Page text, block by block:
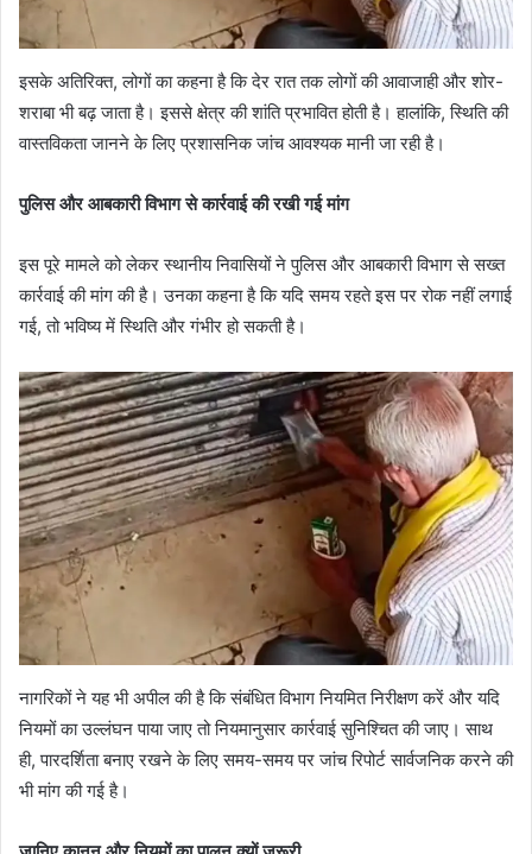
इसके अतिरिक्त, लोगों का कहना है कि देर रात तक लोगों की आवाजाही और शोर-
शराबा भी बढ़ जाता है। इससे क्षेत्र की शांति प्रभावित होती है। हालांकि, स्थिति की
वास्तविकता जानने के लिए प्रशासनिक जांच आवश्यक मानी जा रही है।
पुलिस और आबकारी विभाग से कार्रवाई की रखी गई मांग
इस पूरे मामले को लेकर स्थानीय निवासियों ने पुलिस और आबकारी विभाग से सख्त
कार्रवाई की मांग की है। उनका कहना है कि यदि समय रहते इस पर रोक नहीं लगाई
गई, तो भविष्य में स्थिति और गंभीर हो सकती है।
नागरिकों ने यह भी अपील की है कि संबंधित विभाग नियमित निरीक्षण करें और यदि
नियमों का उल्लंघन पाया जाए तो नियमानुसार कार्रवाई सुनिश्चित की जाए। साथ
ही, पारदर्शिता बनाए रखने के लिए समय-समय पर जांच रिपोर्ट सार्वजनिक करने की
भी मांग की गई है।